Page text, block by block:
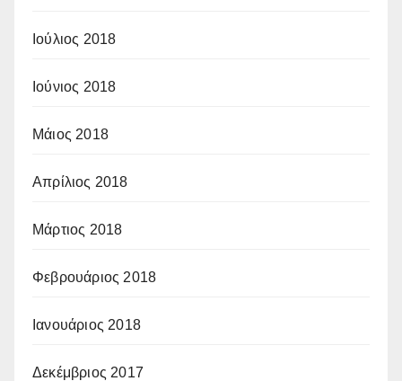
Ιούλιος 2018
Ιούνιος 2018
Μάιος 2018
Απρίλιος 2018
Μάρτιος 2018
Φεβρουάριος 2018
Ιανουάριος 2018
Δεκέμβριος 2017